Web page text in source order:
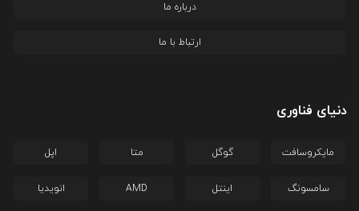
درباره ما
ارتباط با ما
دنیای فناوری
مایکروسافت گوگل متا اپل
سامسونگ اینتل AMD انویدیا